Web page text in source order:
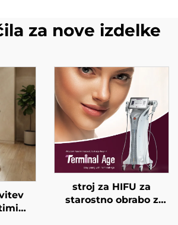
za nove izdelke
stroj za HIFU za
starostno obrabo z